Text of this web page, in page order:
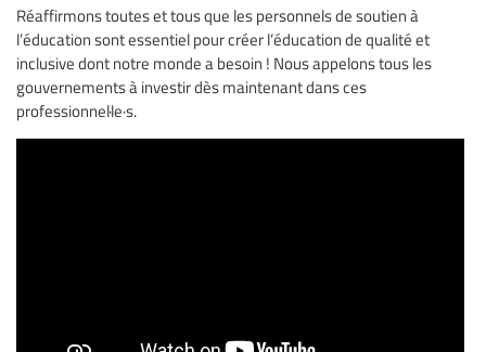
Réaffirmons toutes et tous que les personnels de soutien à
l’éducation sont essentiel pour créer l’éducation de qualité et
inclusive dont notre monde a besoin ! Nous appelons tous les
gouvernements à investir dès maintenant dans ces
professionnel·le·s.